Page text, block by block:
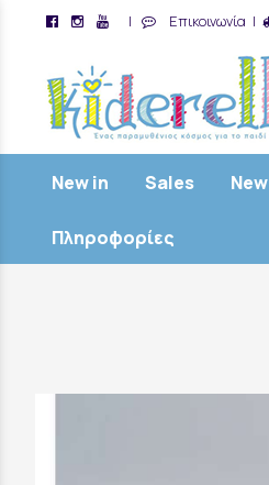
| Επικοινωνία |
New in Sales
Πληροφορίες